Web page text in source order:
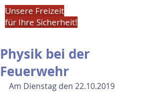
Unsere Freizeit
für Ihre Sicherheit!
Physik bei der
Feuerwehr
Am Dienstag den 22.10.2019